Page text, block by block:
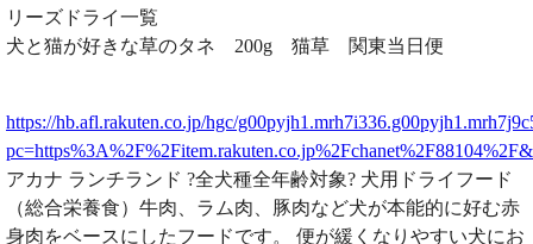
リーズドライ一覧
犬と猫が好きな草のタネ 200g 猫草 関東当日便
https://hb.afl.rakuten.co.jp/hgc/
アカナ ランチランド ?全犬種全年齢対象? 犬用ドライフード
（総合栄養食）牛肉、ラム肉、豚肉など犬が本能的に好む赤
身肉をベースにしたフードです。 便が緩くなりやすい犬にお